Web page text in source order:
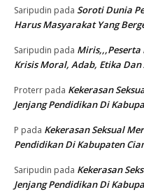
Saripudin pada Soroti Dunia
Harus Masyarakat Yang
Saripudin pada Miris,,,Peserta
Krisis Moral, Adab, Etika
Proterr pada Kekerasan
Jenjang Pendidikan Di
P pada Kekerasan Seksual
Pendidikan Di Kabupaten
Saripudin pada Kekerasan
Jenjang Pendidikan Di